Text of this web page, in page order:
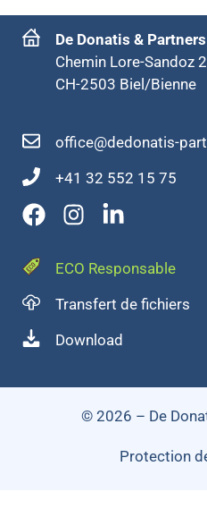
De Donatis &
Chemin Lore-Sandoz
CH-2503 Biel/Bienne
office@dedonatis-
+41 32 552 15 75
ECO Responsable
Transfert de fichiers
Download
© 2026 – De
Protection